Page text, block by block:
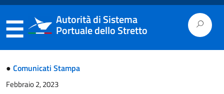
contenuto
alla
navigazione
del
sito
ricerca
Autorità di Sistema
Portuale dello Stretto
● Comunicati Stampa
Febbraio 2, 2023